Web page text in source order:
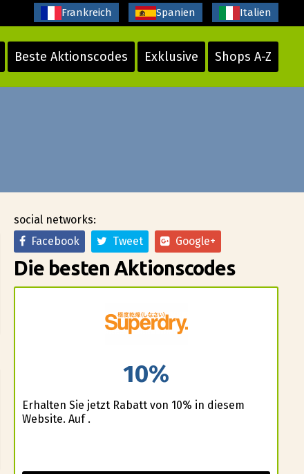
Beste Aktionscodes Exklusive Shops A-Z
Frankreich Spanien Italien
social networks:
Facebook
Tweet Google+
Die besten Aktionscodes
10%
Erhalten Sie jetzt Rabatt von 10% in diesem
Website. Auf .